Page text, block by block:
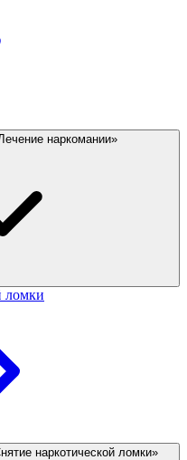
наркомании»
ломки
наркотической ломки»